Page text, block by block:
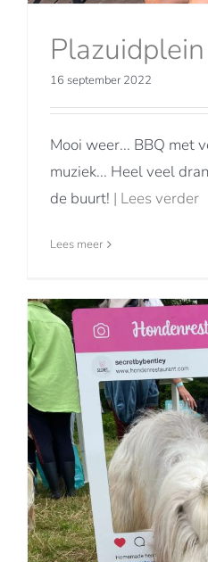
16 september 2022
Mooi weer... BBQ met
muziek... Heel veel
de buurt! | Lees verder
Lees meer